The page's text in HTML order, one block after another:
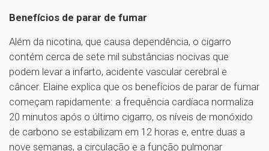
Benefícios de parar de fumar
Além da nicotina, que causa dependência, o cigarro
contém cerca de sete mil substâncias nocivas que
podem levar a infarto, acidente vascular cerebral e
câncer. Elaine explica que os benefícios de parar de fumar
começam rapidamente: a frequência cardíaca normaliza
20 minutos após o último cigarro, os níveis de monóxido
de carbono se estabilizam em 12 horas e, entre duas a
nove semanas, a circulação e a função pulmonar